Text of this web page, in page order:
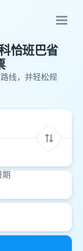
恰班巴省
线，并轻松规
期